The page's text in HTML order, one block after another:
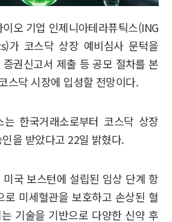
오 기업 인제니아테라퓨틱스(ING
가 코스닥 상장 예비심사 문턱을
권신고서 제출 등 공모 절차를 본
스닥 시장에 입성할 전망이다.
는 한국거래소로부터 코스닥 상장
을 받았다고 22일 밝혔다.
국 보스턴에 설립된 임상 단계 항
미세혈관을 보호하고 손상된 혈
기술을 기반으로 다양한 신약 후